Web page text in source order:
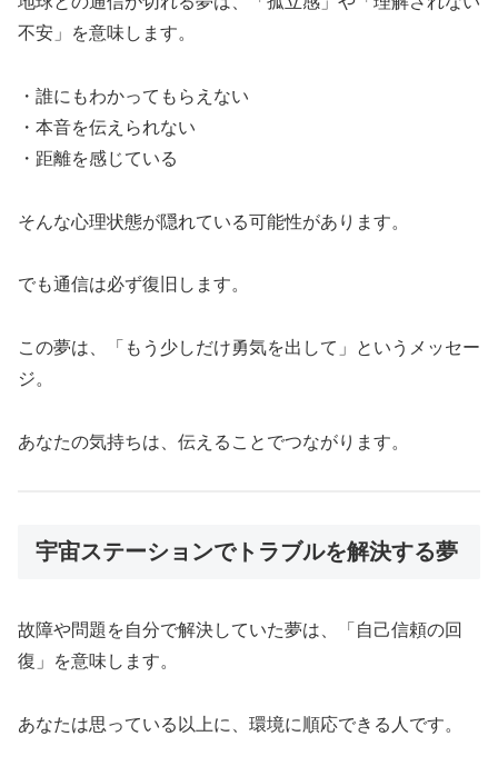
不安」を意味します。
・誰にもわかってもらえない
・本音を伝えられない
・距離を感じている
そんな心理状態が隠れている可能性があります。
でも通信は必ず復旧します。
この夢は、「もう少しだけ勇気を出して」というメッセー
ジ。
あなたの気持ちは、伝えることでつながります。
宇宙ステーションでトラブルを解決する夢
故障や問題を自分で解決していた夢は、「自己信頼の回
復」を意味します。
あなたは思っている以上に、環境に順応できる人です。